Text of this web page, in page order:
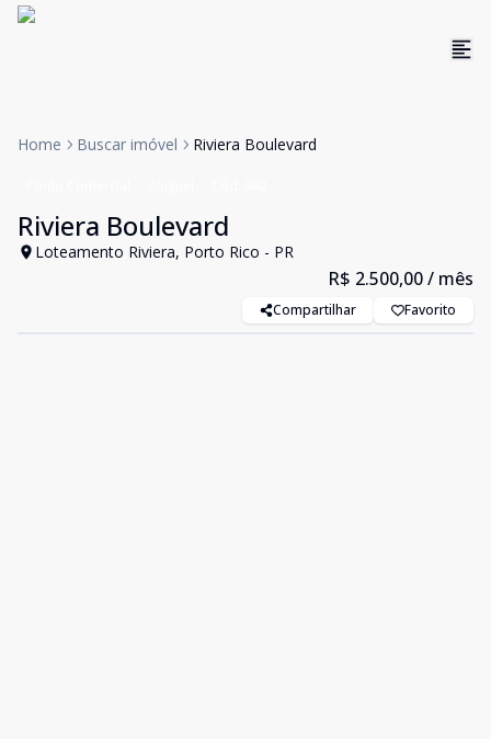
Home Buscar imóvel Riviera Boulevard
Riviera Boulevard
Loteamento Riviera, Porto Rico - PR
R$ 2.500,00/ mês
Compartilhar Favorito